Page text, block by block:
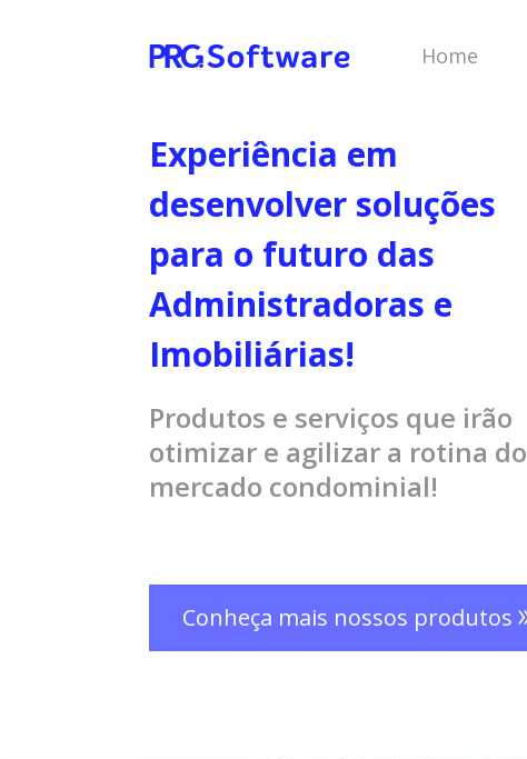
Home
Experiência em
desenvolver soluções
para o futuro das
Administradoras e
Imobiliárias!
Produtos e serviços que irão
otimizar e agilizar a rotina do
mercado condominial!
Conheça mais nossos produtos